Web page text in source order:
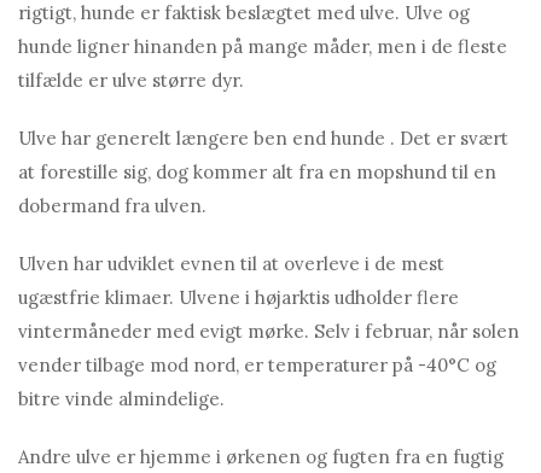
rigtigt, hunde er faktisk beslægtet med ulve. Ulve og
hunde ligner hinanden på mange måder, men i de fleste
tilfælde er ulve større dyr.
Ulve har generelt længere ben end hunde . Det er svært
at forestille sig, dog kommer alt fra en mopshund til en
dobermand fra ulven.
Ulven har udviklet evnen til at overleve i de mest
ugæstfrie klimaer. Ulvene i højarktis udholder flere
vintermåneder med evigt mørke. Selv i februar, når solen
vender tilbage mod nord, er temperaturer på -40°C og
bitre vinde almindelige.
Andre ulve er hjemme i ørkenen og fugten fra en fugtig